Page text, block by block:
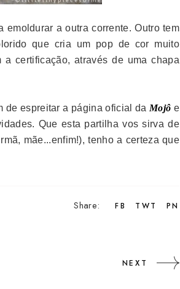
emoldurar a outra corrente. Outro tem
que cria um pop de cor muito
certificação, através de uma chapa
de espreitar a página oficial da Mojô e
Que esta partilha vos sirva de
mãe...enfim!), tenho a certeza que
Share: FB TWT PN
NEXT